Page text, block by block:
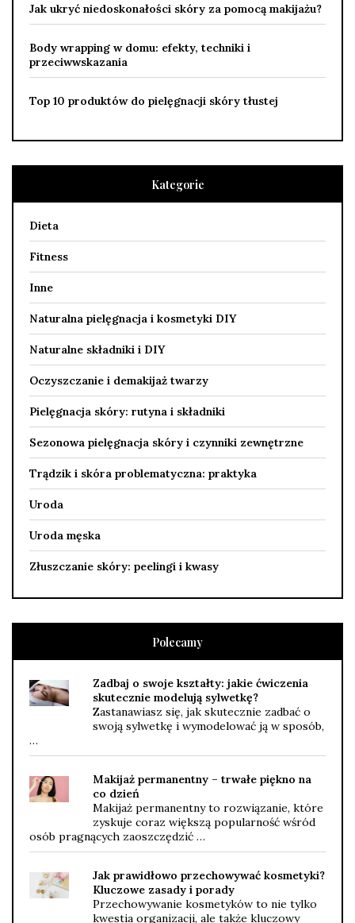
Jak ukryć niedoskonałości skóry za pomocą makijażu?
Body wrapping w domu: efekty, techniki i
przeciwwskazania
Top 10 produktów do pielęgnacji skóry tłustej
Kategorie
Dieta
Fitness
Inne
Naturalna pielęgnacja i kosmetyki DIY
Naturalne składniki i DIY
Oczyszczanie i demakijaż twarzy
Pielęgnacja skóry: rutyna i składniki
Sezonowa pielęgnacja skóry i czynniki zewnętrzne
Trądzik i skóra problematyczna: praktyka
Uroda
Uroda męska
Złuszczanie skóry: peelingi i kwasy
Polecamy
Zadbaj o swoje kształty: jakie ćwiczenia
skutecznie modelują sylwetkę?
Zastanawiasz się, jak skutecznie zadbać o
swoją sylwetkę i wymodelować ją w sposób,
…
Makijaż permanentny – trwałe piękno na
co dzień
Makijaż permanentny to rozwiązanie, które
zyskuje coraz większą popularność wśród
osób pragnących zaoszczędzić …
Jak prawidłowo przechowywać kosmetyki?
Kluczowe zasady i porady
Przechowywanie kosmetyków to nie tylko
kwestia organizacji, ale także kluczowy